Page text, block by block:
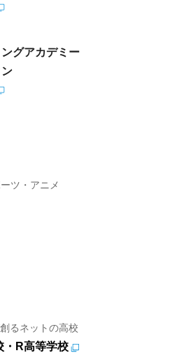
グアカデミー
ツ・アニメ
るネットの高校
・R高等学校